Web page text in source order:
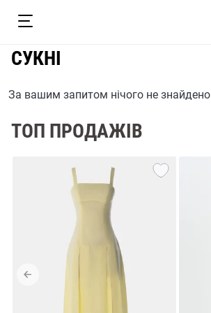
СУКНІ
За вашим запитом нічого не знайдено
ТОП ПРОДАЖІВ